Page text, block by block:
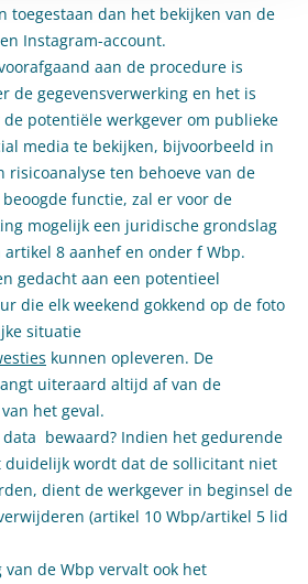
toegestaan dan het bekijken van de
Instagram-account.
aan de procedure is
de gegevensverwerking en het is
de potentiële werkgever om publieke
media te bekijken, bijvoorbeeld in
risicoanalyse ten behoeve van de
functie, zal er voor de
mogelijk een juridische grondslag
8 aanhef en onder f Wbp.
gedacht aan een potentieel
die elk weekend gokkend op de foto
situatie
kunnen opleveren. De
uiteraard altijd af van de
het geval.
data bewaard? Indien het gedurende
wordt dat de sollicitant niet
dient de werkgever in beginsel de
(artikel 10 Wbp/artikel 5 lid
de Wbp vervalt ook het